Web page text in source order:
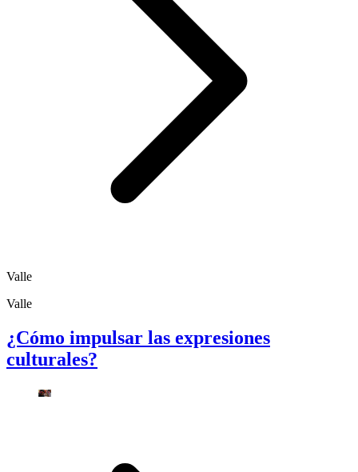
Valle
Valle
¿Cómo impulsar las expresiones
culturales?